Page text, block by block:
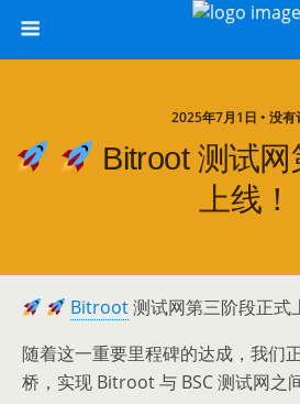
2025年7月1日 • 没有
Bitroot 测试
上线！
Bitroot测试网第三阶段正式
随着这一重要里程碑的达成，我们
桥，实现 Bitroot 与 BSC 测试网之